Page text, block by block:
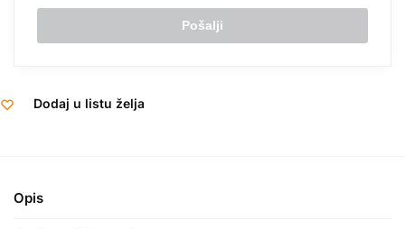
Dodaj u listu želja
Opis